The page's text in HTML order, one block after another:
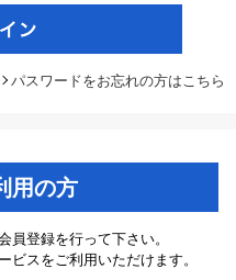
パスワードをお忘れの方はこちら
用の方
員登録を行って下さい。
ビスをご利用いただけます。